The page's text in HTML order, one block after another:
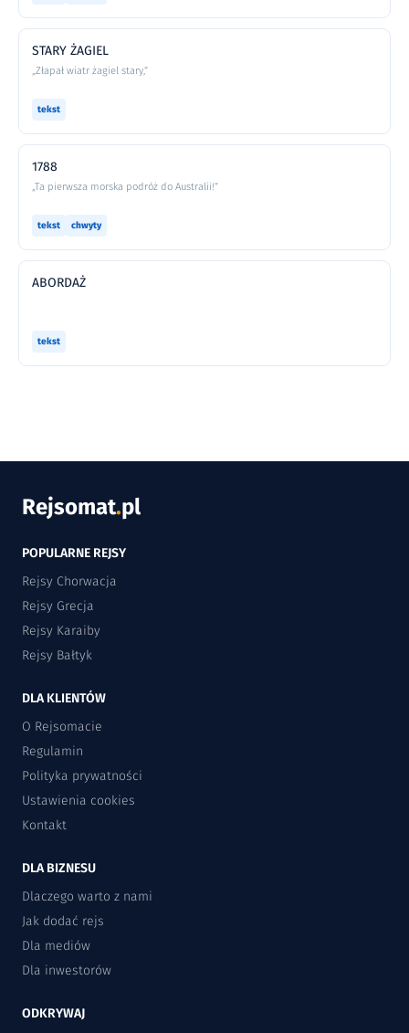
STARY ŻAGIEL
„Złapał wiatr żagiel stary,”
tekst
1788
„Ta pierwsza morska podróż do Australii!”
tekst chwyty
ABORDAŻ
tekst
Rejsomat.pl
POPULARNE REJSY
Rejsy Chorwacja
Rejsy Grecja
Rejsy Karaiby
Rejsy Bałtyk
DLA KLIENTÓW
O Rejsomacie
Regulamin
Polityka prywatności
Ustawienia cookies
Kontakt
DLA BIZNESU
Dlaczego warto z nami
Jak dodać rejs
Dla mediów
Dla inwestorów
ODKRYWAJ